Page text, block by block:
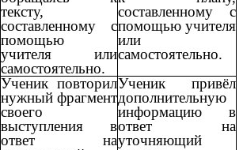
тексту,
составленному с
помощью
учителя или
самостоятельно.
составленному с
помощью учителя
или
самостоятельно.
Ученик повторил
нужный фрагмент
своего
выступления в
ответ на
Ученик привёл
дополнительную
информацию в
ответ на
уточняющий